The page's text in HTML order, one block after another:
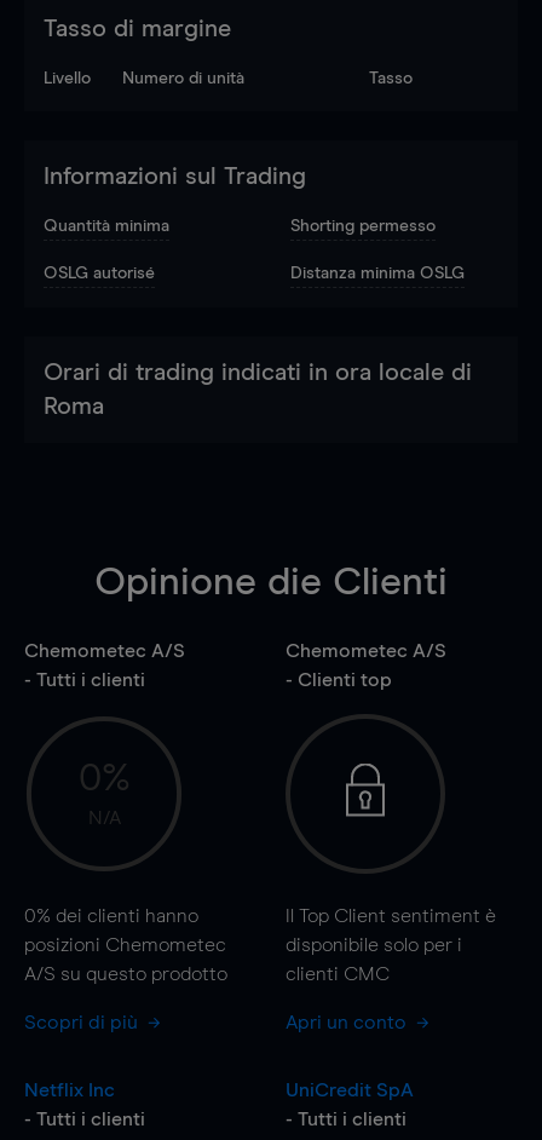
Tasso di margine
Livello Numero di unità Tasso
Informazioni sul Trading
Quantità minima Shorting permesso
OSLG autorisé Distanza minima OSLG
Orari di trading indicati in ora locale di
Roma
Opinione die Clienti
Chemometec A/S
- Tutti i clienti
0%
N/A
0% dei clienti hanno
posizioni Chemometec
A/S su questo prodotto
Scopri di più
Chemometec A/S
- Clienti top
Il Top Client sentiment è
disponibile solo per i
clienti CMC
Apri un conto
Netflix Inc
- Tutti i clienti
UniCredit SpA
- Tutti i clienti